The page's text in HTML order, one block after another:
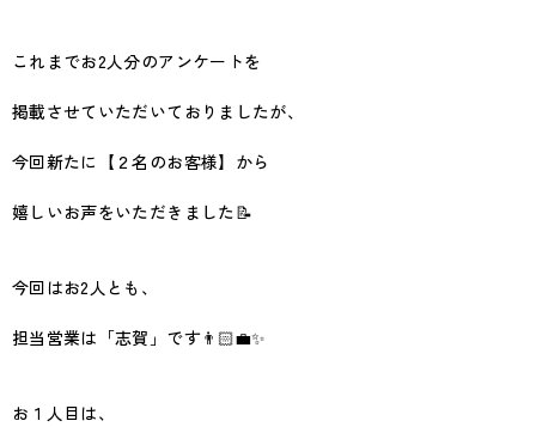
これまでお2人分のアンケートを
掲載させていただいておりましたが、
今回新たに【２名のお客様】から
嬉しいお声をいただきました📝
今回はお2人とも、
担当営業は「志賀」です👨🏻‍💼✨
お１人目は、